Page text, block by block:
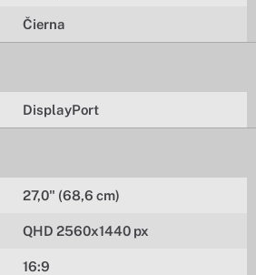
Čierna
DisplayPort
27,0" (68,6 cm)
QHD 2560x1440 px
16:9